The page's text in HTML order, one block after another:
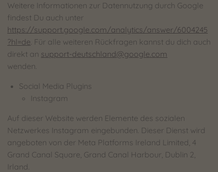
Weitere Informationen zur Datennutzung durch Google
findest Du auch unter
https://support.google.com/analytics/answer/6004245
?hl=de. Für alle weiteren Rückfragen kannst du dich auch
direkt an support-deutschland@google.com
wenden.
Social Media Plugins
Instagram
Auf dieser Website werden Elemente des sozialen
Netzwerkes Instagram eingebunden. Dieser Dienst wird
angeboten von der Meta Platforms Ireland Limited, 4
Grand Canal Square, Grand Canal Harbour, Dublin 2,
Irland.